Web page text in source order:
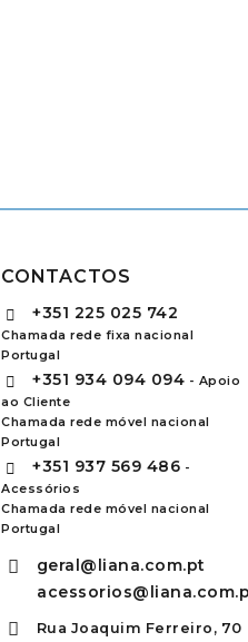
CONTACTOS
+351 225 025 742
Chamada rede fixa nacional
Portugal
+351 934 094 094 - Apoio
ao Cliente
Chamada rede móvel nacional
Portugal
+351 937 569 486 -
Acessórios
Chamada rede móvel nacional
Portugal
geral@liana.com.pt
Rua Joaquim Ferreiro, 70